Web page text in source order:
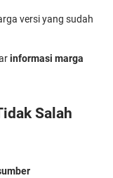
versi yang sudah
informasi marga
Salah